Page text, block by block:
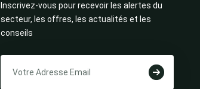
Inscrivez-vous pour recevoir les alertes du
secteur, les offres, les actualités et les
conseils